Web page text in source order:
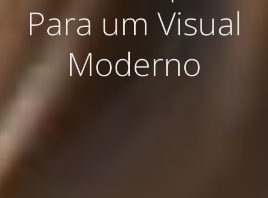
Para um Visual
Moderno